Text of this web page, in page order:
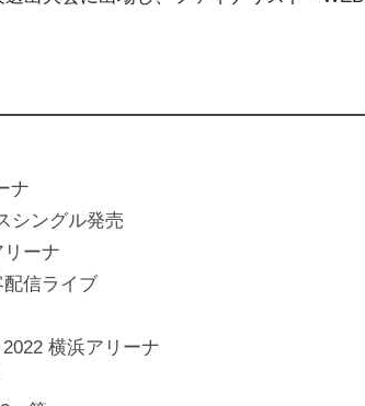
ナ
シングル発売
ーナ
信ライブ
横浜アリーナ